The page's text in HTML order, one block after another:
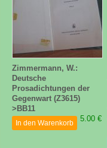
Zimmermann, W.:
Deutsche
Prosadichtungen der
Gegenwart (Z3615)
>BB11
5.00 €
In den Warenkorb